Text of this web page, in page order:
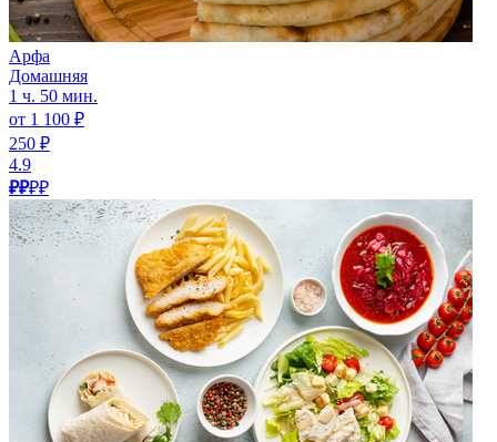
Арфа
Домашняя
1 ч. 50 мин.
от 1 100 ₽
250 ₽
4.9
₽₽₽₽